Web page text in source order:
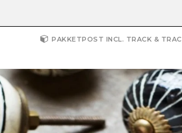
PAKKETPOST INCL. TRACK &